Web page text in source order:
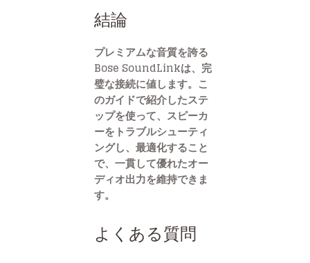
結論
プレミアムな音質を誇る
Bose SoundLinkは、完
璧な接続に値します。こ
のガイドで紹介したステ
ップを使って、スピーカ
ーをトラブルシューティ
ングし、最適化すること
で、一貫して優れたオー
ディオ出力を維持できま
す。
よくある質問